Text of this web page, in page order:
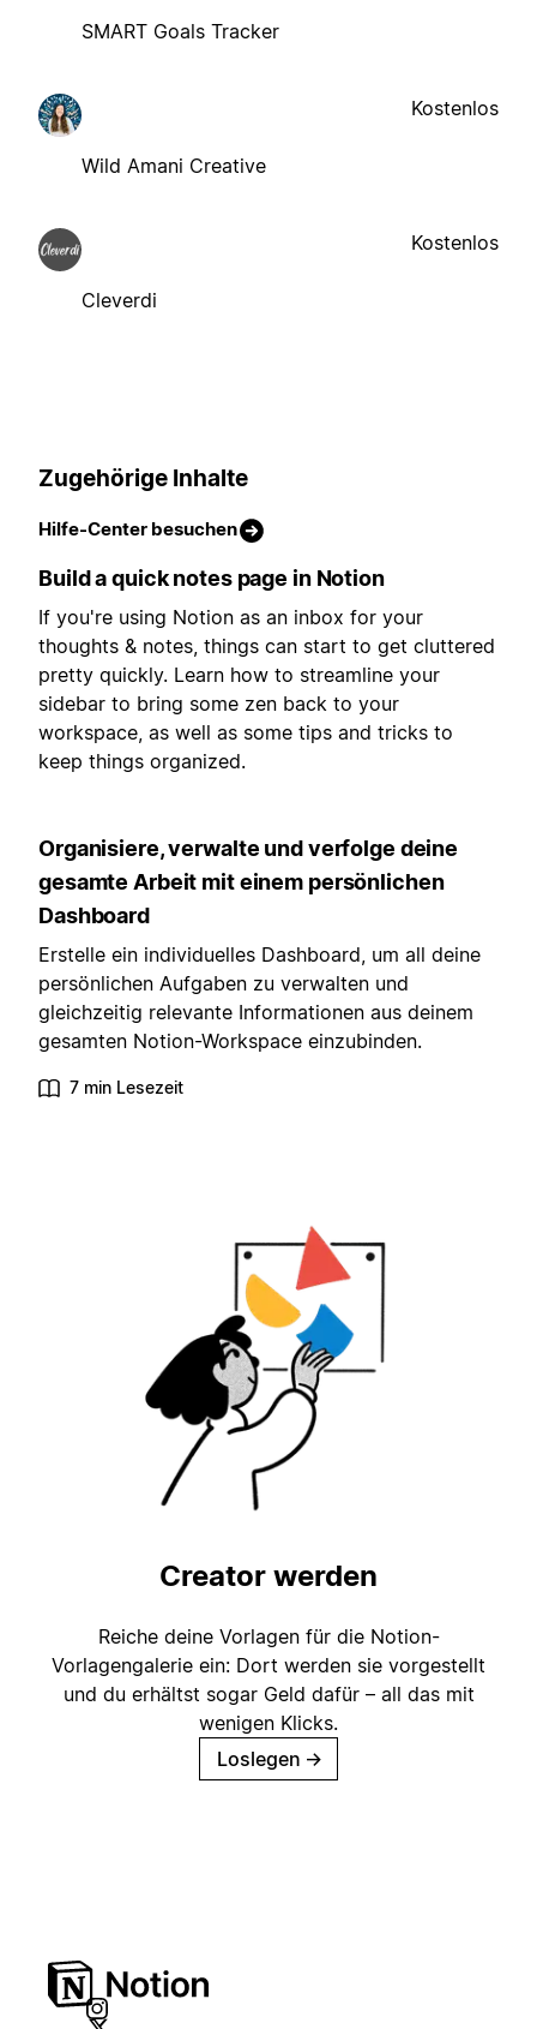
SMART Goals Tracker
Wild Amani Creative
Kostenlos
Cleverdi
Kostenlos
Zugehörige Inhalte
Hilfe-Center besuchen
Build a quick notes page in Notion
If you're using Notion as an inbox for your
thoughts & notes, things can start to get cluttered
pretty quickly. Learn how to streamline your
sidebar to bring some zen back to your
workspace, as well as some tips and tricks to
keep things organized.
Organisiere, verwalte und verfolge deine
gesamte Arbeit mit einem persönlichen
Dashboard
Erstelle ein individuelles Dashboard, um all deine
persönlichen Aufgaben zu verwalten und
gleichzeitig relevante Informationen aus deinem
gesamten Notion-Workspace einzubinden.
7 min Lesezeit
Creator werden
Reiche deine Vorlagen für die Notion-
Vorlagengalerie ein: Dort werden sie vorgestellt
und du erhältst sogar Geld dafür – all das mit
wenigen Klicks.
Loslegen →